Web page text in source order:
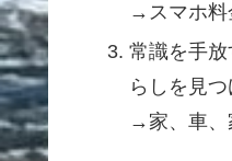
→スマホ料
常識を手
らしを見つ
→家、車、